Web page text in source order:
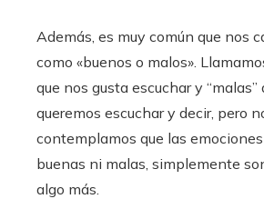
Además, es muy común que nos
como «buenos o malos».
que nos gusta escuchar y “malas”
queremos escuchar y decir, pero
contemplamos que las
buenas ni malas, simplemente
algo más.